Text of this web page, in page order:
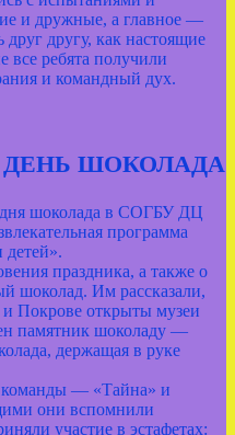
и дружные, а главное —
другу, как настоящие
все ребята получили
и командный дух.
ШОКОЛАДА
шоколада в СОГБУ ДЦ
программа
праздника, а также о
шоколад. Им рассказали,
и Покрове открыты музеи
памятник шоколаду —
держащая в руке
команды — «Тайна» и
они вспомнили
участие в эстафетах: